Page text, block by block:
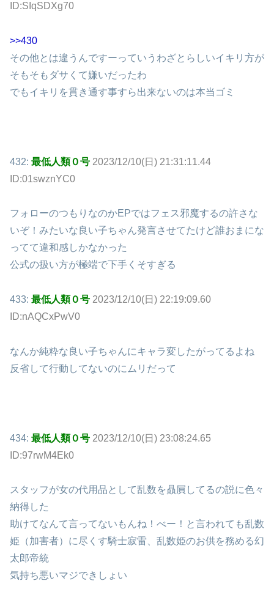
ID:SIqSDXg70
>>430
その他とは違うんですーっていうわざとらしいイキリ方が
そもそもダサくて嫌いだったわ
でもイキリを貫き通す事すら出来ないのは本当ゴミ
432: 最低人類０号 2023/12/10(日) 21:31:11.44
ID:01swznYC0
フォローのつもりなのかEPではフェス邪魔するの許さな
いぞ！みたいな良い子ちゃん発言させてたけど誰おまにな
ってて違和感しかなかった
公式の扱い方が極端で下手くそすぎる
433: 最低人類０号 2023/12/10(日) 22:19:09.60
ID:nAQCxPwV0
なんか純粋な良い子ちゃんにキャラ変したがってるよね
反省して行動してないのにムリだって
434: 最低人類０号 2023/12/10(日) 23:08:24.65
ID:97rwM4Ek0
スタッフが女の代用品として乱数を贔屓してるの説に色々
納得した
助けてなんて言ってないもんね！べー！と言われても乱数
姫（加害者）に尽くす騎士寂雷、乱数姫のお供を務める幻
太郎帝統
気持ち悪いマジできしょい